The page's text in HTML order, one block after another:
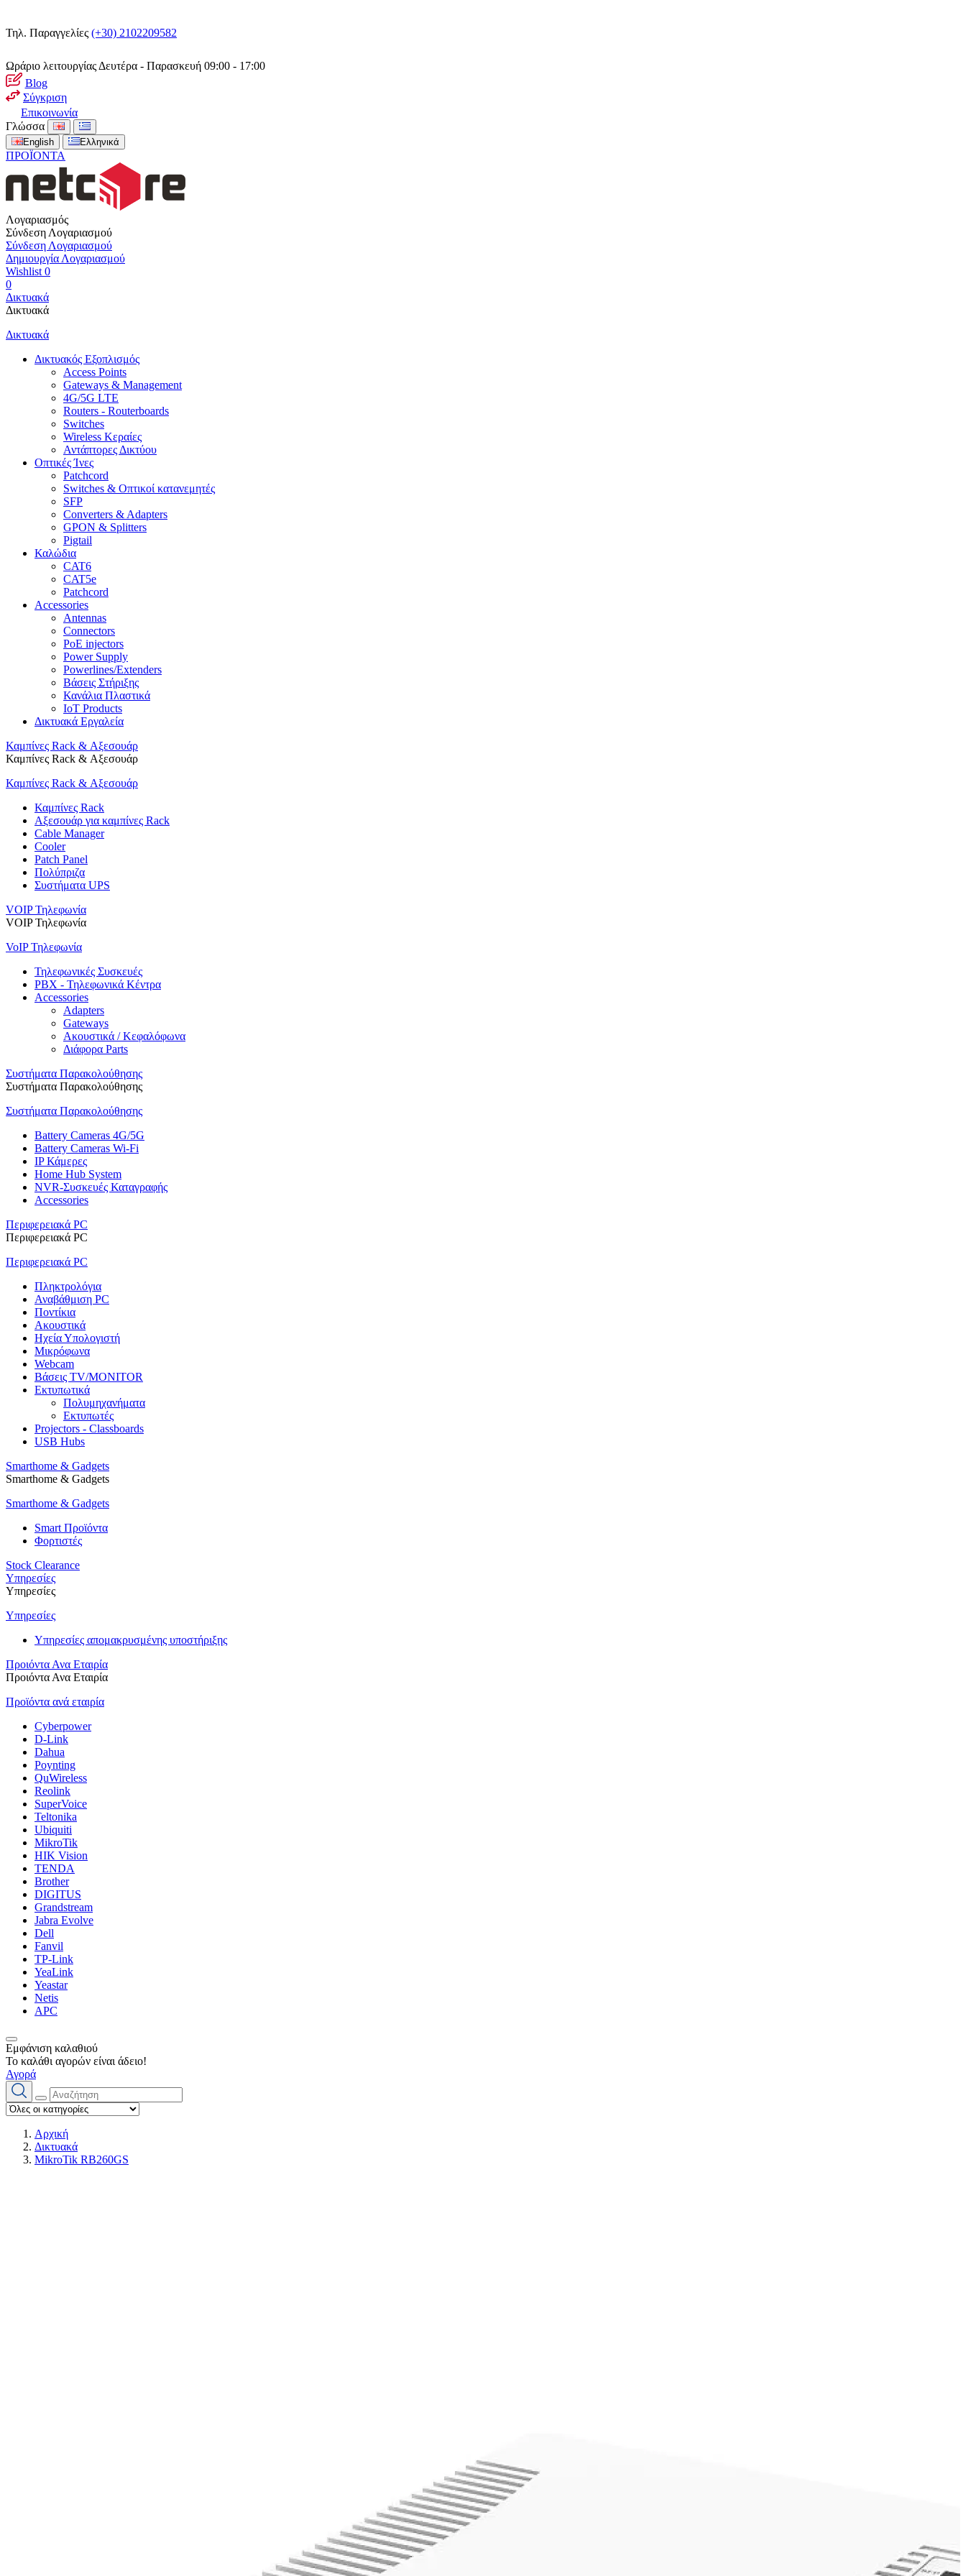
Τηλ. Παραγγελίες (+30) 2102209582
Ωράριο λειτουργίας Δευτέρα - Παρασκευή 09:00 - 17:00
Blog
Σύγκριση
Επικοινωνία
Γλώσσα
English Ελληνικά
ΠΡΟΪΟΝΤΑ
Λογαριασμός
Σύνδεση Λογαριασμού
Σύνδεση Λογαριασμού
Δημιουργία Λογαριασμού
Wishlist 0
0
Δικτυακά
Δικτυακά
Δικτυακά
Δικτυακός Εξοπλισμός
Access Points
Gateways & Management
4G/5G LTE
Routers - Routerboards
Switches
Wireless Κεραίες
Αντάπτορες Δικτύου
Οπτικές Ίνες
Patchcord
Switches & Οπτικοί κατανεμητές
SFP
Converters & Adapters
GPON & Splitters
Pigtail
Καλώδια
CAT6
CAT5e
Patchcord
Accessories
Antennas
Connectors
PoE injectors
Power Supply
Powerlines/Extenders
Βάσεις Στήριξης
Κανάλια Πλαστικά
IoT Products
Δικτυακά Εργαλεία
Καμπίνες Rack & Αξεσουάρ
Καμπίνες Rack & Αξεσουάρ
Καμπίνες Rack & Αξεσουάρ
Καμπίνες Rack
Αξεσουάρ για καμπίνες Rack
Cable Manager
Cooler
Patch Panel
Πολύπριζα
Συστήματα UPS
VOIP Τηλεφωνία
VOIP Τηλεφωνία
VoIP Τηλεφωνία
Τηλεφωνικές Συσκευές
PBX - Τηλεφωνικά Κέντρα
Accessories
Adapters
Gateways
Ακουστικά / Κεφαλόφωνα
Διάφορα Parts
Συστήματα Παρακολούθησης
Συστήματα Παρακολούθησης
Συστήματα Παρακολούθησης
Battery Cameras 4G/5G
Battery Cameras Wi-Fi
IP Κάμερες
Home Hub System
NVR-Συσκευές Καταγραφής
Accessories
Περιφερειακά PC
Περιφερειακά PC
Περιφερειακά PC
Πληκτρολόγια
Αναβάθμιση PC
Ποντίκια
Ακουστικά
Ηχεία Υπολογιστή
Μικρόφωνα
Webcam
Βάσεις TV/MONITOR
Εκτυπωτικά
Πολυμηχανήματα
Εκτυπωτές
Projectors - Classboards
USB Hubs
Smarthome & Gadgets
Smarthome & Gadgets
Smarthome & Gadgets
Smart Προϊόντα
Φορτιστές
Stock Clearance
Υπηρεσίες
Υπηρεσίες
Υπηρεσίες
Υπηρεσίες απομακρυσμένης υποστήριξης
Προιόντα Ανα Εταιρία
Προιόντα Ανα Εταιρία
Προϊόντα ανά εταιρία
Cyberpower
D-Link
Dahua
Poynting
QuWireless
Reolink
SuperVoice
Teltonika
Ubiquiti
MikroTik
HIK Vision
TENDA
Brother
DIGITUS
Grandstream
Jabra Evolve
Dell
Fanvil
TP-Link
YeaLink
Yeastar
Netis
APC
Εμφάνιση καλαθιού
Το καλάθι αγορών είναι άδειο!
Αγορά
Αρχική
Δικτυακά
MikroTik RB260GS